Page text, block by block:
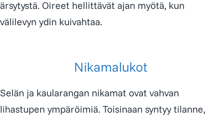
ärsytystä. Oireet hellittävät ajan myötä, kun
välilevyn ydin kuivahtaa.
Nikamalukot
Selän ja kaularangan nikamat ovat vahvan
lihastupen ympäröimiä. Toisinaan syntyy tilanne,